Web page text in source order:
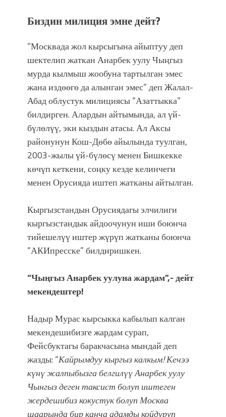
Биздин милиция эмне дейт?
“Москвада жол кырсыгына айыптуу деп
шектелип жаткан Анарбек уулу Чыңгыз
мурда кылмыш жообуна тартылган эмес
жана издөөгө да алынган эмес” деп Жалал-
Абад облустук милициясы “Азаттыкка”
билдирген. Алардын айтымында, ал үй-
бүлөлүү, эки кыздын атасы. Ал Аксы
районунун Кош-Дөбө айылында туулган,
2003-жылы үй-бүлөсү менен Бишкекке
көчүп кеткени, соңку кезде келинчеги
менен Орусияда иштеп жатканы айтылган.
Кыргызстандын Орусиядагы элчилиги
кыргызстандык айдоочунун иши боюнча
тийешелүү иштер жүрүп жатканы боюнча
“АКИпресске” билдиришкен.
“Чыңгыз Анарбек уулуна жардам”,- дейт
мекендештер!
Надыр Мурас кырсыкка кабылып калган
мекендешибизге жардам сурап,
Фейсбуктагы баракчасына мындай деп
жазды: “Кайрымдуу кыргыз калкым! Кечээ
күнү жалпыбызга белгилүү Анарбек уулу
Чынгыз деген таксист болуп иштеген
жердешибиз кокустук болуп Москва
шаарында бир канча адамды койдуруп